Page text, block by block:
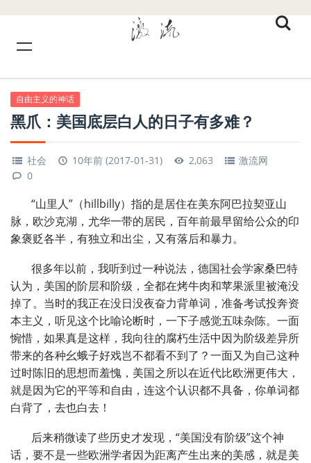
自由主义的神话
黑爪：美国底层白人的日子有多难？
社会 10年前 (2017-01-31) 2,063
激流网
0
“山里人”（hillbilly）指的是居住在美东阿巴拉契亚山
脉，欧沙克湖，尤华一带的居民，百年前最早留给公众的印
象褒贬各半，有独立和出尘，又有落后和暴力。
很多年以前，我听到过一种说法，德国社会学家桑巴特
认为，美国的阶层和阶级，全都在烤牛肉和苹果派里被淹没
掉了。当时的我正在没日没夜奋力背单词，准备考试投奔资
本主义，听见这个比喻论断时，一下子感觉五味杂陈。一面
惋惜，如果真是这样，我向往的腐朽生活中因为阶级差异所
带来的各种幺蛾子好戏岂不都看不到了？一面又为自己这种
过时陈旧的思想而羞愧，美国之所以在近代比欧洲更伟大，
就是因为它的平等和自由，连这个认识都不具备，你单词都
白背了，去也白去！
后来稍微读了些历史才发现，“美国没有阶级”这个神
话，要不是一些欧洲学者因为距离产生出来的美感，就是美